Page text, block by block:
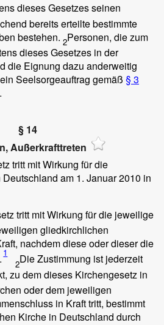
dieses Gesetzes seinen
bereits erteilte bestimmte
bestehen. 2Personen, die zum
dieses Gesetzes in der
die Eignung dazu anderweitig
Seelsorgeauftrag gemäß § 3
§ 14
Außerkrafttreten
tritt mit Wirkung für die
am 1. Januar 2010 in
tritt mit Wirkung für die jeweilige
gliedkirchlichen
nachdem diese oder dieser die
1
2Die Zustimmung ist jederzeit
zu dem dieses Kirchengesetz in
oder dem jeweiligen
in Kraft tritt, bestimmt
Kirche in Deutschland durch